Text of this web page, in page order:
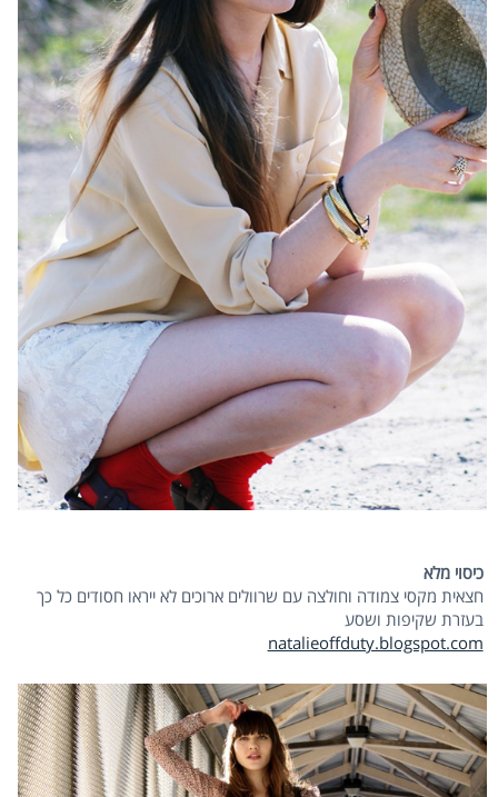
כיסוי מלא
חצאית מקסי צמודה וחולצה עם שרוולים ארוכים לא ייראו חסודים כל כך
בעזרת שקיפות ושסע
natalieoffduty.blogspot.com